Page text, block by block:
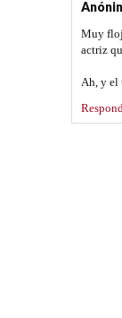
Muy
actriz
Ah, y el